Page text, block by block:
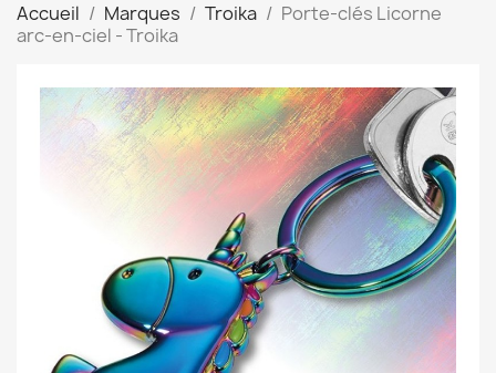
Accueil Marques Troika
Porte-clés Licorne
arc-en-ciel - Troika